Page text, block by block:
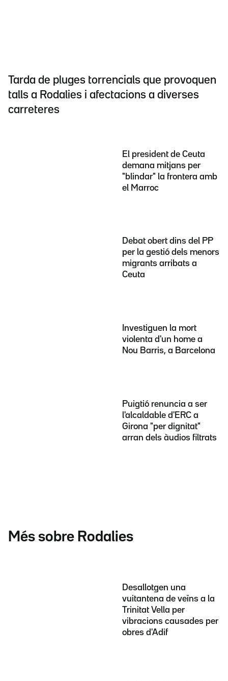
Tarda de pluges torrencials que provoquen
talls a Rodalies i afectacions a diverses
carreteres
El president de Ceuta
demana mitjans per
"blindar" la frontera amb
el Marroc
Debat obert dins del PP
per la gestió dels menors
migrants arribats a
Ceuta
Investiguen la mort
violenta d'un home a
Nou Barris, a Barcelona
Puigtió renuncia a ser
l'alcaldable d'ERC a
Girona "per dignitat"
arran dels àudios filtrats
Més sobre Rodalies
Desallotgen una
vuitantena de veïns a la
Trinitat Vella per
vibracions causades per
obres d'Adif